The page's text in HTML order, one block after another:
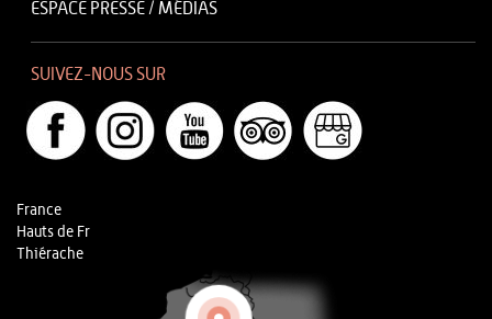
ESPACE PRESSE / MÉDIAS
SUIVEZ-NOUS SUR
France
Hauts de Fr
Thiérache